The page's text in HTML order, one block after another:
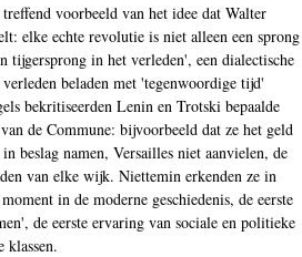
voorbeeld van het idee dat Walter
elke echte revolutie is niet alleen een sprong
tijgersprong in het verleden', een dialectische
beladen met 'tegenwoordige tijd'
bekritiseerden Lenin en Trotski bepaalde
de Commune: bijvoorbeeld dat ze het geld
beslag namen, Versailles niet aanvielen, de
van elke wijk. Niettemin erkenden ze in
in de moderne geschiedenis, de eerste
de eerste ervaring van sociale en politieke
klassen.